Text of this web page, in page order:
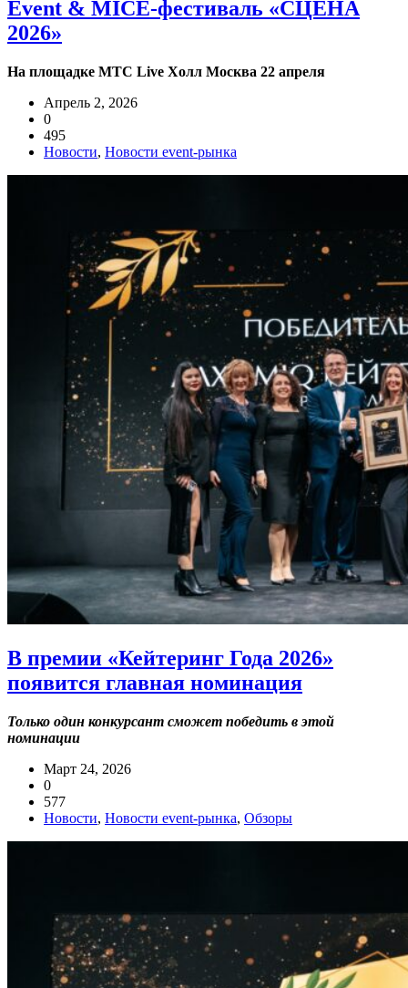
Event & MICE-фестиваль «СЦЕНА
2026»
На площадке МТС Live Холл Москва 22 апреля
Апрель 2, 2026
0
495
Новости, Новости event-рынка
В премии «Кейтеринг Года 2026»
появится главная номинация
Только один конкурсант сможет победить в этой
номинации
Март 24, 2026
0
577
Новости, Новости event-рынка, Обзоры